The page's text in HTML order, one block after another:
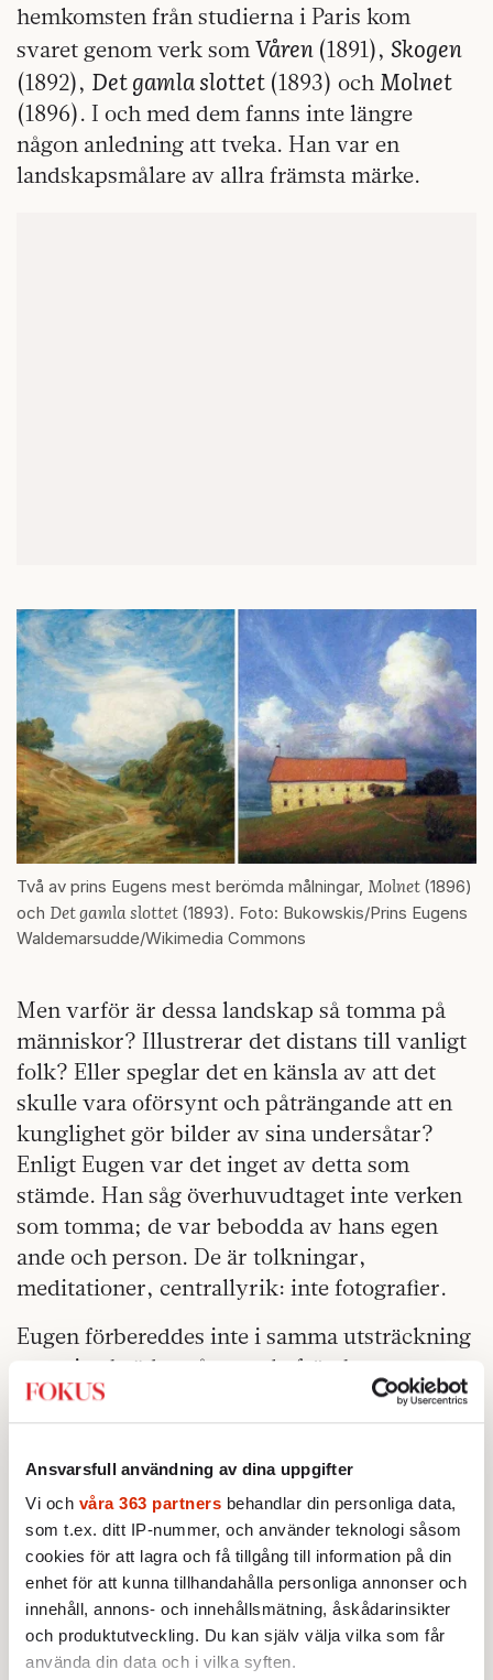
Ansvarsfull användning av dina uppgifter
Vi och våra 363 partners behandlar din personliga data,
som t.ex. ditt IP-nummer, och använder teknologi såsom
cookies för att lagra och få tillgång till information på din
enhet för att kunna tillhandahålla personliga annonser och
innehåll, annons- och innehållsmätning, åskådarinsikter
och produktutveckling. Du kan själv välja vilka som får
använda din data och i vilka syften.
hemkomsten från studierna i Paris kom
svaret genom verk som Våren (1891), Skogen
(1892), Det gamla slottet (1893) och Molnet
(1896). I och med dem fanns inte längre
någon anledning att tveka. Han var en
landskapsmålare av allra främsta märke.
Två av prins Eugens mest berömda målningar, Molnet (1896)
och Det gamla slottet (1893). Foto: Bukowskis/Prins Eugens
Waldemarsudde/Wikimedia Commons
Men varför är dessa landskap så tomma på
människor? Illustrerar det distans till vanligt
folk? Eller speglar det en känsla av att det
skulle vara oförsynt och påträngande att en
kunglighet gör bilder av sina undersåtar?
Enligt Eugen var det inget av detta som
stämde. Han såg överhuvudtaget inte verken
som tomma; de var bebodda av hans egen
ande och person. De är tolkningar,
meditationer, centrallyrik: inte fotografier.
Eugen förbereddes inte i samma utsträckning
som sina bröder på statschefsämbetet, men
trots frånvaron av formell makt var han inte
renons på politiskt inflytande. Under en god
del av hans liv fanns ännu personlig
kungamakt och han ingick i ett familjeråd där
stora frågor dryftades kontinuerligt. Eugens
radikalism – misstänkt socialistisk enligt
brodern Carl, socialliberal enligt Brummer –
väckte knappast entusiasm hos pappa Oscar
II, som var en varm vän av status quo. Detta